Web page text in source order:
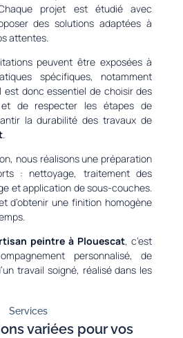
projet est étudié avec
des solutions adaptées à
attentes.
peuvent être exposées à
spécifiques, notamment
est donc essentiel de choisir des
et de respecter les étapes de
la durabilité des travaux de
.
nous réalisons une préparation
: nettoyage, traitement des
et application de sous-couches.
d’obtenir une finition homogène
peintre à Plouescat, c’est
personnalisé, de
travail soigné, réalisé dans les
Services
variées pour vos